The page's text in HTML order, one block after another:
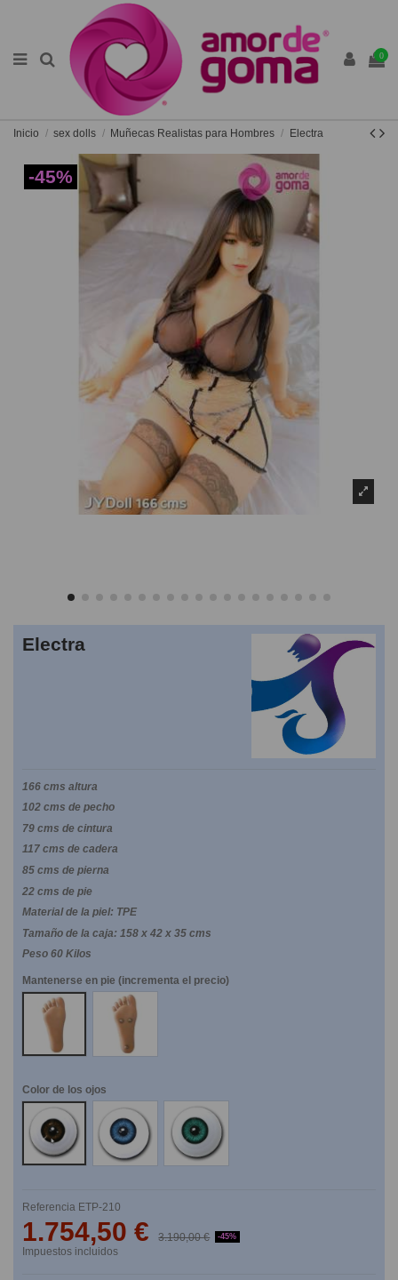
0
Inicio sex dolls Muñecas Realistas para Hombres Electra
-45%
Electra
166 cms altura
102 cms de pecho
79 cms de cintura
117 cms de cadera
85 cms de pierna
22 cms de pie
Material de la piel: TPE
Tamaño de la caja: 158 x 42 x 35 cms
Peso 60 Kilos
Mantenerse en pie (incrementa el precio)
NO
SI
Color de los ojos
Marrones
Azules Verdes
Referencia ETP-210
1.754,50 € 3.190,00 € -45%
Impuestos incluidos